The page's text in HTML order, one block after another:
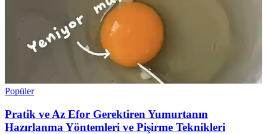
Popüler
Pratik ve Az Efor Gerektiren Yumurtanın
Hazırlanma Yöntemleri ve Pişirme Teknikleri